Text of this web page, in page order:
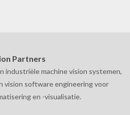
Partners
industriële machine vision systemen,
vision software engineering voor
en -visualisatie.